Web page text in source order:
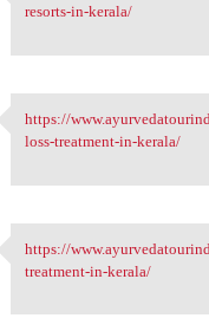
https://
resorts-in-kerala/
https://
https://
loss-treatment-in-kerala/
https://
https://
treatment-in-kerala/